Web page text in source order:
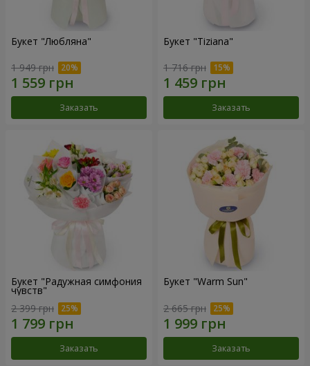
Букет "Любляна"
1 949 грн
Заказать
Букет "Tiziana"
1 716 грн
Заказать
Букет "Радужная симфония
чувств"
2 399 грн
Заказать
Букет "Warm Sun"
2 665 грн
Заказать